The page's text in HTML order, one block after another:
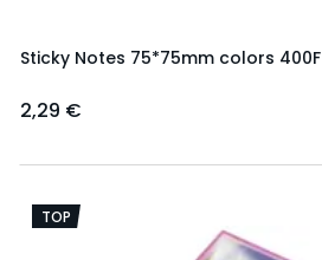
Sticky Notes 75*75mm colors 400F
2,29 €
TOP